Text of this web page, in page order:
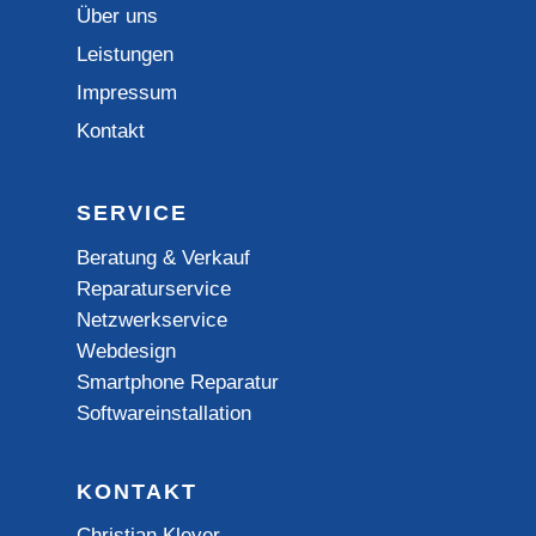
Über uns
Leistungen
Impressum
Kontakt
SERVICE
Beratung & Verkauf
Reparaturservice
Netzwerkservice
Webdesign
Smartphone Reparatur
Softwareinstallation
KONTAKT